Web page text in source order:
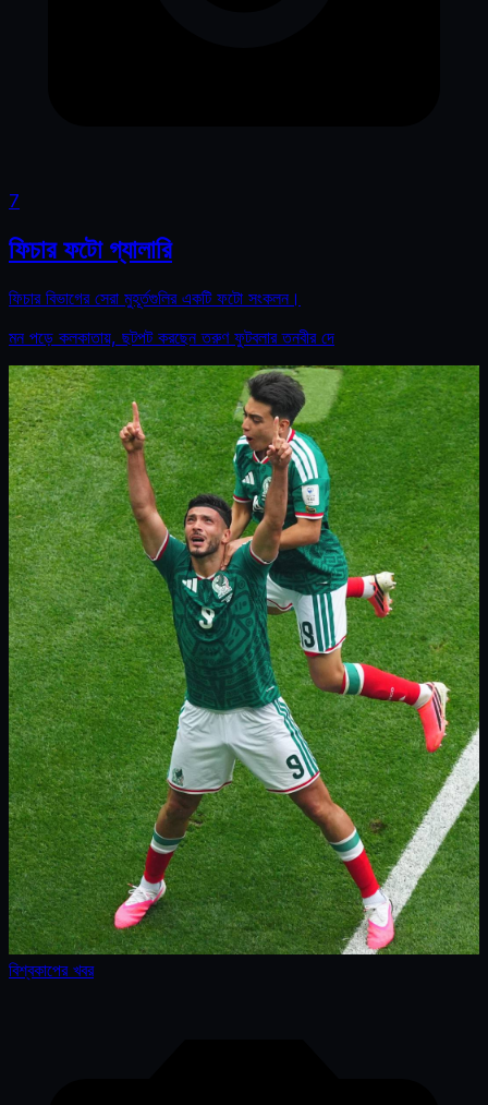
7
ফিচার ফটো গ্যালারি
ফিচার বিভাগের সেরা মুহূর্তগুলির একটি ফটো সংকলন।
মন পড়ে কলকাতায়, ছটপট করছেন তরুণ ফুটবলার তনবীর দে
বিশ্বকাপের খবর